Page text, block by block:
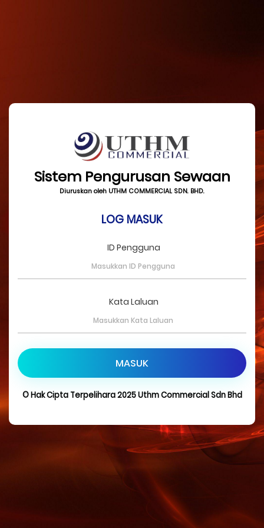
Sistem Pengurusan Sewaan
Diuruskan oleh UTHM COMMERCIAL SDN. BHD.
LOG MASUK
ID Pengguna
Kata Laluan
MASUK
© Hak Cipta Terpelihara 2025 Uthm Commercial Sdn Bhd